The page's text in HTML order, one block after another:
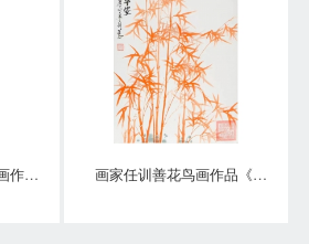
任训善四尺三口花鸟画作品《事事大吉》 画家任训善花鸟画作品《竹报平安》